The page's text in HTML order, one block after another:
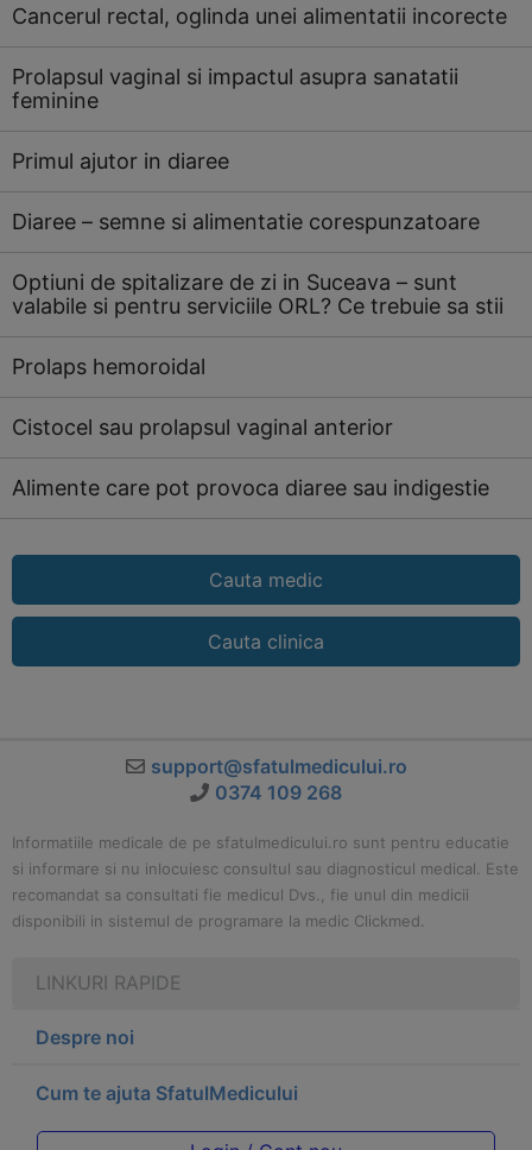
Cancerul rectal, oglinda unei alimentatii incorecte
Prolapsul vaginal si impactul asupra sanatatii
feminine
Primul ajutor in diaree
Diaree – semne si alimentatie corespunzatoare
Optiuni de spitalizare de zi in Suceava – sunt
valabile si pentru serviciile ORL? Ce trebuie sa stii
Prolaps hemoroidal
Cistocel sau prolapsul vaginal anterior
Alimente care pot provoca diaree sau indigestie
Cauta medic
Cauta clinica
support@sfatulmedicului.ro
0374 109 268
Informatiile medicale de pe sfatulmedicului.ro sunt pentru educatie
si informare si nu inlocuiesc consultul sau diagnosticul medical. Este
recomandat sa consultati fie medicul Dvs., fie unul din medicii
disponibili in sistemul de programare la medic Clickmed.
LINKURI RAPIDE
Despre noi
Cum te ajuta SfatulMedicului